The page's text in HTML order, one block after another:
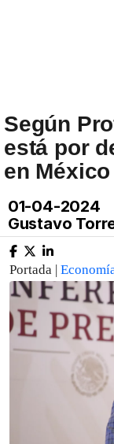
Según
está por
en México
01-04-2024
Gustavo
Portada |